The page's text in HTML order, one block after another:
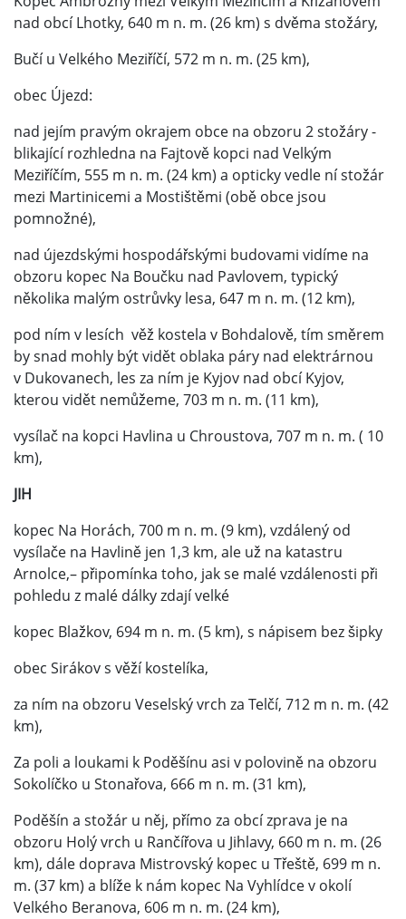
nad obcí Lhotky, 640 m n. m. (26 km) s dvěma stožáry,
Bučí u Velkého Meziříčí, 572 m n. m. (25 km),
obec Újezd:
nad jejím pravým okrajem obce na obzoru 2 stožáry -
blikající rozhledna na Fajtově kopci nad Velkým
Meziříčím, 555 m n. m. (24 km) a opticky vedle ní stožár
mezi Martinicemi a Mostištěmi (obě obce jsou
pomnožné),
nad újezdskými hospodářskými budovami vidíme na
obzoru kopec Na Boučku nad Pavlovem, typický
několika malým ostrůvky lesa, 647 m n. m. (12 km),
pod ním v lesích věž kostela v Bohdalově, tím směrem
by snad mohly být vidět oblaka páry nad elektrárnou
v Dukovanech, les za ním je Kyjov nad obcí Kyjov,
kterou vidět nemůžeme, 703 m n. m. (11 km),
vysílač na kopci Havlina u Chroustova, 707 m n. m. ( 10
km),
JIH
kopec Na Horách, 700 m n. m. (9 km), vzdálený od
vysílače na Havlině jen 1,3 km, ale už na katastru
Arnolce,– připomínka toho, jak se malé vzdálenosti při
pohledu z malé dálky zdají velké
kopec Blažkov, 694 m n. m. (5 km), s nápisem bez šipky
obec Sirákov s věží kostelíka,
za ním na obzoru Veselský vrch za Telčí, 712 m n. m. (42
km),
Za poli a loukami k Poděšínu asi v polovině na obzoru
Sokolíčko u Stonařova, 666 m n. m. (31 km),
Poděšín a stožár u něj, přímo za obcí zprava je na
obzoru Holý vrch u Rančířova u Jihlavy, 660 m n. m. (26
km), dále doprava Mistrovský kopec u Třeště, 699 m n.
m. (37 km) a blíže k nám kopec Na Vyhlídce v okolí
Velkého Beranova, 606 m n. m. (24 km),